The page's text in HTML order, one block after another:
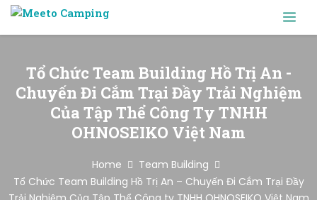
Tổ Chức Team Building Hồ Trị An -
Chuyến Đi Cắm Trại Đầy Trải Nghiệm
Của Tập Thể Công Ty TNHH
OHNOSEIKO Việt Nam
Home
Team Building
Tổ Chức Team Building Hồ Trị An – Chuyến Đi Cắm Trại Đầy